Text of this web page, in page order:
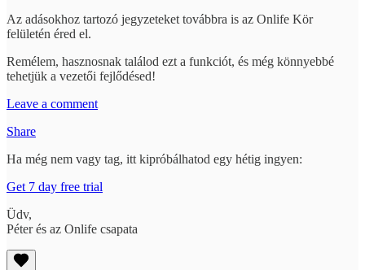
Az adásokhoz tartozó jegyzeteket továbbra is az Onlife Kör
felületén éred el.
Remélem, hasznosnak találod ezt a funkciót, és még könnyebbé
tehetjük a vezetői fejlődésed!
Leave a comment
Share
Ha még nem vagy tag, itt kipróbálhatod egy hétig ingyen:
Get 7 day free trial
Üdv,
Péter és az Onlife csapata